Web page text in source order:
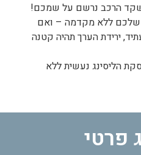
הרכב נרשם על שמכם!
שלכם ללא מקדמה – ואם
ירידת הערך תהיה קטנה
הליסינג נעשית ללא
פרטי